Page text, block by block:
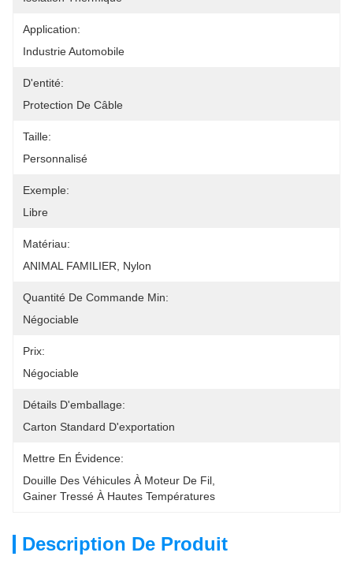
Application:
Industrie Automobile
D'entité:
Protection De Câble
Taille:
Personnalisé
Exemple:
Libre
Matériau:
ANIMAL FAMILIER, Nylon
Quantité De Commande Min:
Négociable
Prix:
Négociable
Détails D'emballage:
Carton Standard D'exportation
Mettre En Évidence:
Douille Des Véhicules À Moteur De Fil
Gainer Tressé À Hautes Températures
Description De Produit